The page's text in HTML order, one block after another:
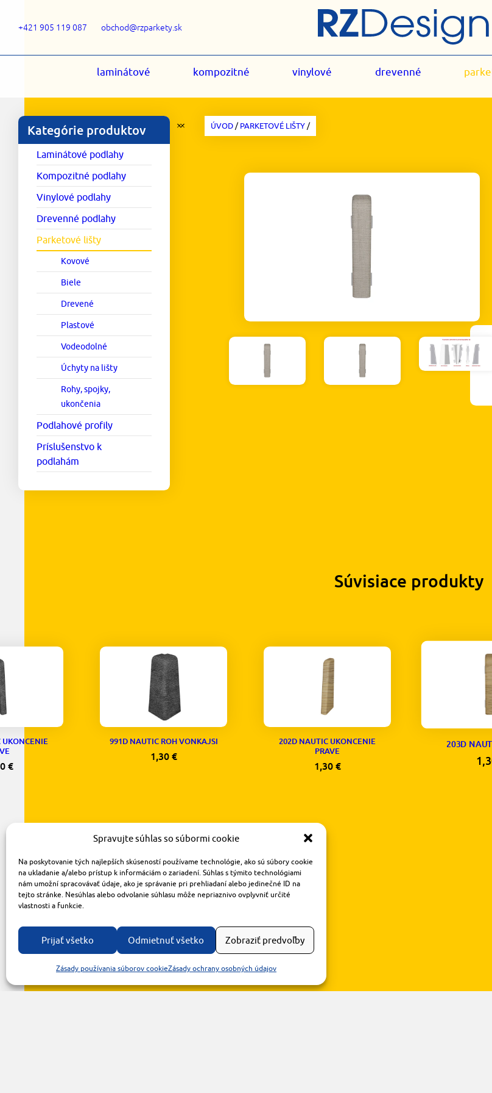
Spravujte súhlas so súbormi cookie
Na poskytovanie tých najlepších skúseností používame technológie, ako sú súbory cookie
na ukladanie a/alebo prístup k informáciám o zariadení. Súhlas s týmito technológiami
nám umožní spracovávať údaje, ako je správanie pri prehliadaní alebo jedinečné ID na
tejto stránke. Nesúhlas alebo odvolanie súhlasu môže nepriaznivo ovplyvniť určité
vlastnosti a funkcie.
Prijať všetko Odmietnuť všetko Zobraziť predvoľby
Zásady používania súborov cookieZásady ochrany osobných údajov
+421 905 119 087 obchod@rzparkety.sk
laminátové kompozitné vinylové drevenné
Kategórie produktov
Laminátové podlahy
Kompozitné podlahy
Vinylové podlahy
Drevenné podlahy
Parketové lišty
Kovové
Biele
Drevené
Plastové
Vodeodolné
Úchyty na lišty
Rohy, spojky,
ukončenia
Podlahové profily
Príslušenstvo k
podlahám
ÚVOD/PARKETOVÉ LIŠTY/
Súvisiace produkty
€
991D NAUTIC ROH VONKAJSI
1,30 €
202D NAUTIC UKONCENIE
PRAVE
1,30 €
203D